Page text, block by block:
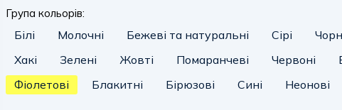
Група кольорів:
Білі Молочні Бежеві та натуральні Сірі
Хакі
Зелені Жовті Помаранчеві Червоні
Фіолетові
Блакитні Бірюзові Сині Неонові